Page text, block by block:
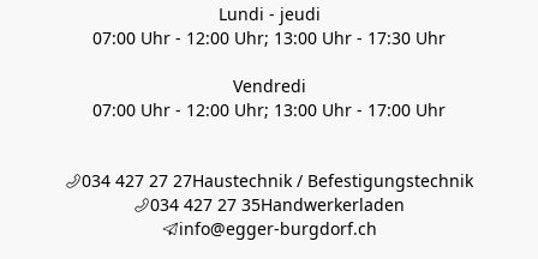
Lundi - jeudi
07:00 Uhr - 12:00 Uhr; 13:00 Uhr - 17:30 Uhr
Vendredi
07:00 Uhr - 12:00 Uhr; 13:00 Uhr - 17:00 Uhr
034 427 27 27Haustechnik / Befestigungstechnik
034 427 27 35Handwerkerladen
info@egger-burgdorf.ch